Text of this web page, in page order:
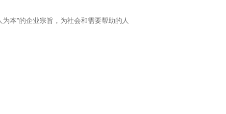
本"的企业宗旨，为社会和需要帮助的人